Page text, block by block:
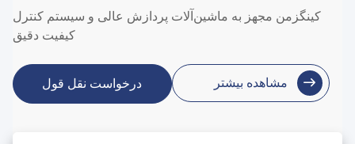
کینگزمن مجهز به ماشین‌آلات پردازش عالی و سیستم کنترل
کیفیت دقیق
مشاهده بیشتر درخواست نقل قول